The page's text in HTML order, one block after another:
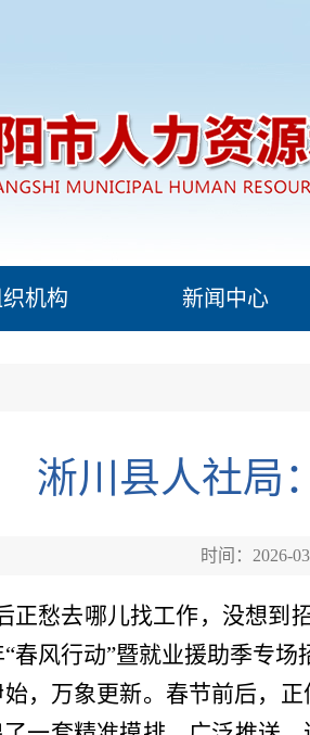
机构 新闻中心
淅川县人社局
时间：2026-
正愁去哪儿找工作，没想到
“春风行动”暨就业援助季专
始，万象更新。春节前后，